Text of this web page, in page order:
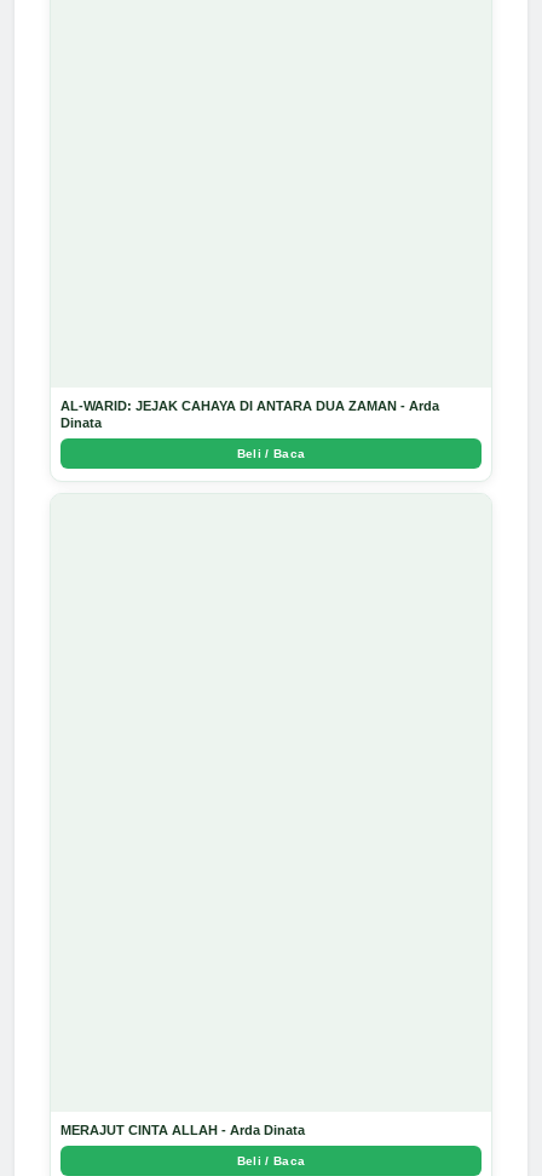
AL-WARID: JEJAK CAHAYA DI ANTARA DUA ZAMAN - Arda
Dinata
Beli / Baca
MERAJUT CINTA ALLAH - Arda Dinata
Beli / Baca